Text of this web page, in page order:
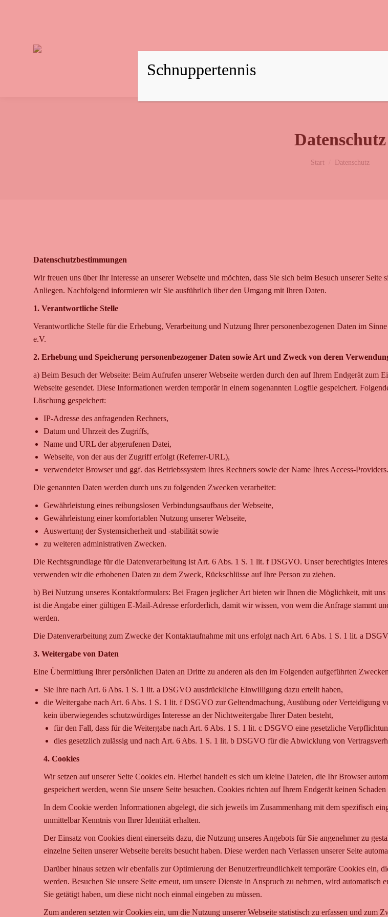
Datenschutz
Start Datenschutz
Datenschutzbestimmungen
Wir freuen uns über Ihr Interesse an unserer Webseite und möchten, dass Sie sich beim Besuch unserer
Anliegen. Nachfolgend informieren wir Sie ausführlich über den Umgang mit Ihren Daten.
1. Verantwortliche Stelle
Verantwortliche Stelle für die Erhebung, Verarbeitung und Nutzung Ihrer personenbezogenen Daten im
e.V.
2. Erhebung und Speicherung personenbezogener Daten sowie Art und Zweck von deren
a) Beim Besuch der Webseite: Beim Aufrufen unserer Webseite werden durch den auf Ihrem Endgerät zum
Webseite gesendet. Diese Informationen werden temporär in einem sogenannten Logfile gespeichert.
Löschung gespeichert:
IP-Adresse des anfragenden Rechners,
Datum und Uhrzeit des Zugriffs,
Name und URL der abgerufenen Datei,
Webseite, von der aus der Zugriff erfolgt (Referrer-URL),
verwendeter Browser und ggf. das Betriebssystem Ihres Rechners sowie der Name Ihres Access-Providers.
Die genannten Daten werden durch uns zu folgenden Zwecken verarbeitet:
Gewährleistung eines reibungslosen Verbindungsaufbaus der Webseite,
Gewährleistung einer komfortablen Nutzung unserer Webseite,
Auswertung der Systemsicherheit und -stabilität sowie
zu weiteren administrativen Zwecken.
Die Rechtsgrundlage für die Datenverarbeitung ist Art. 6 Abs. 1 S. 1 lit. f DSGVO. Unser berechtigtes
verwenden wir die erhobenen Daten zu dem Zweck, Rückschlüsse auf Ihre Person zu ziehen.
b) Bei Nutzung unseres Kontaktformulars: Bei Fragen jeglicher Art bieten wir Ihnen die Möglichkeit, mit
ist die Angabe einer gültigen E-Mail-Adresse erforderlich, damit wir wissen, von wem die Anfrage stammt
werden.
Die Datenverarbeitung zum Zwecke der Kontaktaufnahme mit uns erfolgt nach Art. 6 Abs. 1 S. 1 lit. a
3. Weitergabe von Daten
Eine Übermittlung Ihrer persönlichen Daten an Dritte zu anderen als den im Folgenden aufgeführten
Sie Ihre nach Art. 6 Abs. 1 S. 1 lit. a DSGVO ausdrückliche Einwilligung dazu erteilt haben,
die Weitergabe nach Art. 6 Abs. 1 S. 1 lit. f DSGVO zur Geltendmachung, Ausübung oder Verteidigung
kein überwiegendes schutzwürdiges Interesse an der Nichtweitergabe Ihrer Daten besteht,
für den Fall, dass für die Weitergabe nach Art. 6 Abs. 1 S. 1 lit. c DSGVO eine gesetzliche
dies gesetzlich zulässig und nach Art. 6 Abs. 1 S. 1 lit. b DSGVO für die Abwicklung von
4. Cookies
Wir setzen auf unserer Seite Cookies ein. Hierbei handelt es sich um kleine Dateien, die Ihr Browser
gespeichert werden, wenn Sie unsere Seite besuchen. Cookies richten auf Ihrem Endgerät keinen
In dem Cookie werden Informationen abgelegt, die sich jeweils im Zusammenhang mit dem spezifisch
unmittelbar Kenntnis von Ihrer Identität erhalten.
Der Einsatz von Cookies dient einerseits dazu, die Nutzung unseres Angebots für Sie angenehmer zu
einzelne Seiten unserer Webseite bereits besucht haben. Diese werden nach Verlassen unserer Seite
Darüber hinaus setzen wir ebenfalls zur Optimierung der Benutzerfreundlichkeit temporäre Cookies ein,
werden. Besuchen Sie unsere Seite erneut, um unsere Dienste in Anspruch zu nehmen, wird
Sie getätigt haben, um diese nicht noch einmal eingeben zu müssen.
Zum anderen setzten wir Cookies ein, um die Nutzung unserer Webseite statistisch zu erfassen und zum
Schnuppertennis